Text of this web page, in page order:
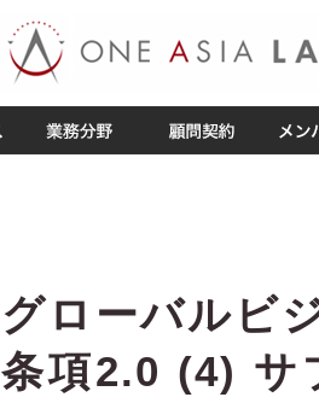
グローバルビ
条項2.0 (4) サ